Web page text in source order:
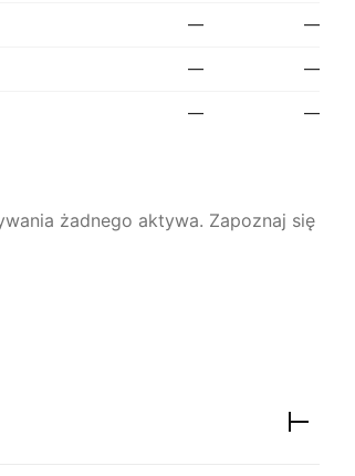
— —
— —
— —
żadnego aktywa. Zapoznaj się